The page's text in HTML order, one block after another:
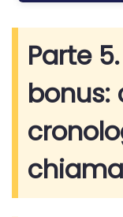
Parte
bonus: